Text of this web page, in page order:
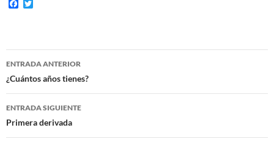
F
o
o
e
r
Navegación
de
entradas
ENTRADA ANTERIOR
¿Cuántos años tienes?
ENTRADA SIGUIENTE
Primera derivada